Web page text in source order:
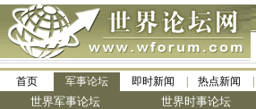
首页 军事论坛 即时新闻 热点新闻
世界军事论坛 世界时事论坛